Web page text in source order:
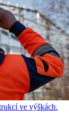
ve výškách.